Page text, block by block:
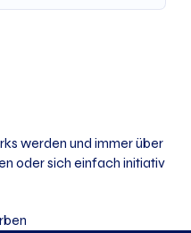
werden und immer über
oder sich einfach initiativ